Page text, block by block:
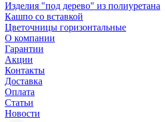
Изделия "под дерево" из полиуретана
Кашпо со вставкой
Цветочницы горизонтальные
О компании
Гарантии
Акции
Контакты
Доставка
Оплата
Статьи
Новости